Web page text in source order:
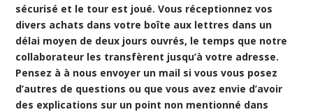
sécurisé et le tour est joué. Vous réceptionnez vos
divers achats dans votre boîte aux lettres dans un
délai moyen de deux jours ouvrés, le temps que notre
collaborateur les transfèrent jusqu’à votre adresse.
Pensez à à nous envoyer un mail si vous vous posez
d’autres de questions ou que vous avez envie d’avoir
des explications sur un point non mentionné dans